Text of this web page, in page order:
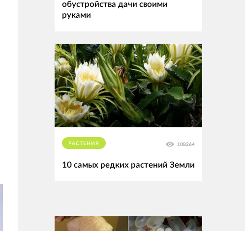
обустройства дачи своими
руками
РАСТЕНИЯ 108264
10 самых редких растений Земли